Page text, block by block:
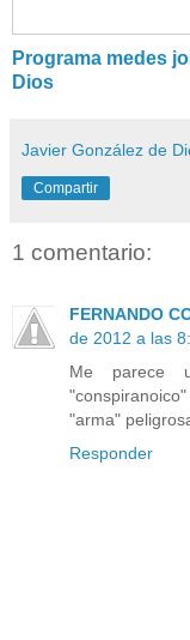
Programa medes
Dios
Javier González de
Compartir
1 comentario:
FERNANDO
de 2012 a las
Me parece
"arma"
Responder